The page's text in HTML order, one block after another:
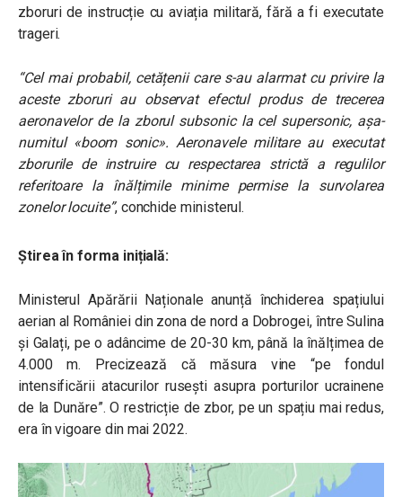
zboruri de instrucție cu aviația militară, fără a fi executate
trageri.
“Cel mai probabil, cetățenii care s-au alarmat cu privire la
aceste zboruri au observat efectul produs de trecerea
aeronavelor de la zborul subsonic la cel supersonic, așa-
numitul «boom sonic». Aeronavele militare au executat
zborurile de instruire cu respectarea strictă a regulilor
referitoare la înălțimile minime permise la survolarea
zonelor locuite”, conchide ministerul.
Știrea în forma inițială:
Ministerul Apărării Naționale anunță închiderea spațiului
aerian al României din zona de nord a Dobrogei, între Sulina
și Galați, pe o adâncime de 20-30 km, până la înălțimea de
4.000 m. Precizează că măsura vine “pe fondul
intensificării atacurilor rusești asupra porturilor ucrainene
de la Dunăre”. O restricție de zbor, pe un spațiu mai redus,
era în vigoare din mai 2022.